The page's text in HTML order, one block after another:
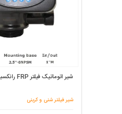
شیر اتوماتیک فیلتر FRP رانکسین مدل F67P1
شیر فیلتر شنی و کربنی